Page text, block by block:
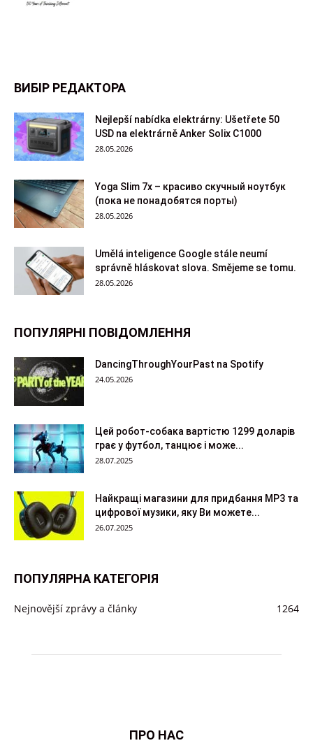
ВИБІР РЕДАКТОРА
Nejlepší nabídka elektrárny: Ušetřete 50
USD na elektrárně Anker Solix C1000
28.05.2026
Yoga Slim 7x – красиво скучный ноутбук
(пока не понадобятся порты)
28.05.2026
Umělá inteligence Google stále neumí
správně hláskovat slova. Smějeme se tomu.
28.05.2026
ПОПУЛЯРНІ ПОВІДОМЛЕННЯ
DancingThroughYourPast na Spotify
24.05.2026
Цей робот-собака вартістю 1299 доларів
грає у футбол, танцює і може...
28.07.2025
Найкращі магазини для придбання MP3 та
цифрової музики, яку Ви можете...
26.07.2025
ПОПУЛЯРНА КАТЕГОРІЯ
Nejnovější zprávy a články 1264
ПРО НАС